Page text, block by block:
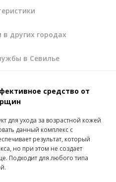
других городах
в Севилье
средство от
для ухода за возрастной кожей
данный комплекс с
результат, который
но при этом не создает
Подходит для любого типа